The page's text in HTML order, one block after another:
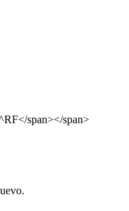
span></span>